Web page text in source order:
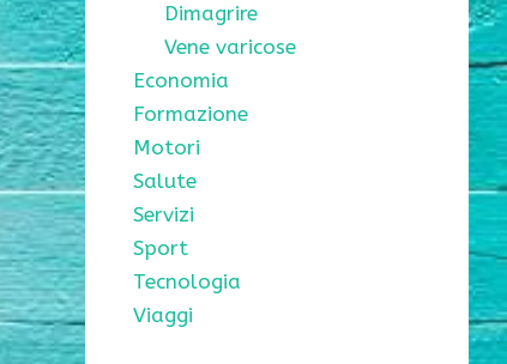
Dimagrire
Vene varicose
Economia
Formazione
Motori
Salute
Servizi
Sport
Tecnologia
Viaggi